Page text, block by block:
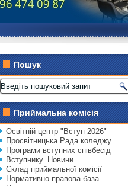
Пошук
Приймальна комісія
Освітній центр "Вступ 2026"
Просвітницька Рада коледжу
Програми вступних співбесід
Вступнику. Новини
Склад приймальної комісії
Нормативно-правова база